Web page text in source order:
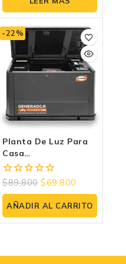
5
-22%
Planta De Luz Para
Casa
GER10LP1800TH:
Respaldo Absoluto Y
Silencioso Evans
0
fuera
de
5
$89,800 $69,800
AÑADIR AL CARRITO